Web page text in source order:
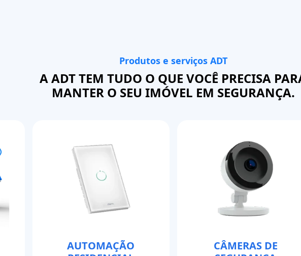
Produtos e serviços ADT
A ADT TEM TUDO O QUE VOCÊ PRECISA
MANTER O SEU IMÓVEL EM SEGURANÇA.
AUTOMAÇÃO
CÂMERAS DE